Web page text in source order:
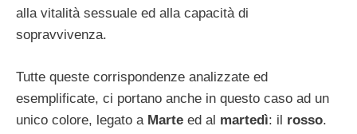
alla vitalità sessuale ed alla capacità di
sopravvivenza.
Tutte queste corrispondenze analizzate ed
esemplificate, ci portano anche in questo caso ad un
unico colore, legato a Marte ed al martedì: il rosso.